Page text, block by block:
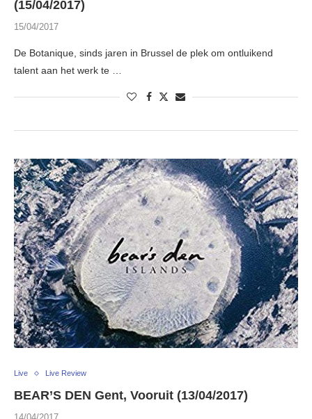
(15/04/2017)
15/04/2017
De Botanique, sinds jaren in Brussel de plek om ontluikend
talent aan het werk te …
Live Live Review
BEAR’S DEN Gent, Vooruit (13/04/2017)